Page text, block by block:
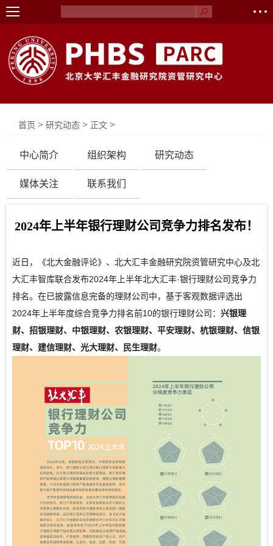
首页 > 研究动态 > 正文 >
中心简介 组织架构 研究动态
媒体关注 联系我们
2024年上半年银行理财公司竞争力排名发布！
近日，《北大金融评论》、北大汇丰金融研究院资管研究中心及北
大汇丰智库联合发布2024年上半年北大汇丰·银行理财公司竞争力
排名。在已披露信息完备的理财公司中，基于客观数据评选出
2024年上半年度综合竞争力排名前10的银行理财公司： 兴银理
财、招银理财、中银理财、农银理财、平安理财、杭银理财、信银
理财、建信理财、光大理财、民生理财。